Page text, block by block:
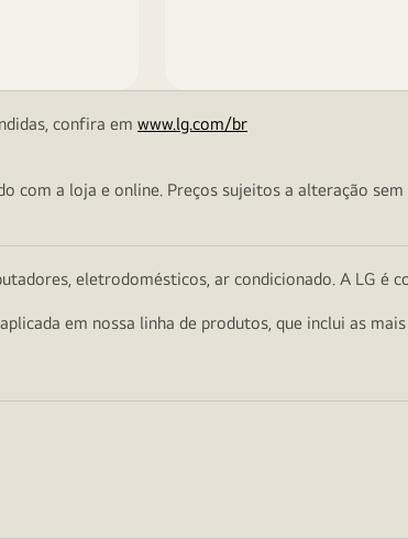
confira em www.lg.com/br
com a loja e online. Preços sujeitos a alteração
eletrodomésticos, ar condicionado. A LG
em nossa linha de produtos, que inclui as